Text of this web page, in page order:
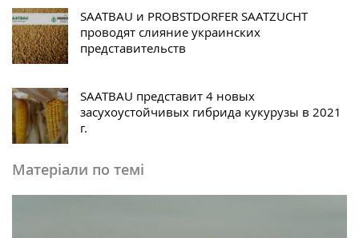
SAATBAU и PROBSTDORFER SAATZUCHT
проводят слияние украинских
представительств
SAATBAU представит 4 новых
засухоустойчивых гибрида кукурузы в 2021
г.
Матеріали по темі